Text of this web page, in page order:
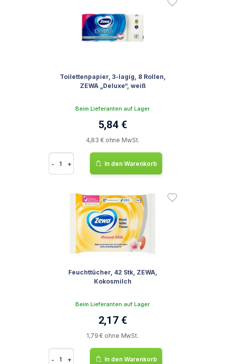
Toilettenpapier, 3-lagig, 8 Rollen,
ZEWA „Deluxe“, weiß
Beim Lieferanten auf Lager
5,84 €
4,83 € ohne MwSt.
- + In den Warenkorb
Feuchttücher, 42 Stk, ZEWA,
Kokosmilch
Beim Lieferanten auf Lager
2,17 €
1,79 € ohne MwSt.
- + In den Warenkorb